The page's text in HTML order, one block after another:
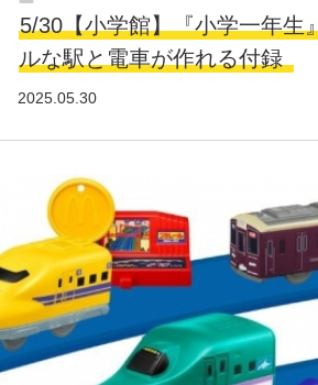
5/30【小学館】『小学一年生
ルな駅と電車が作れる付録
2025.05.30